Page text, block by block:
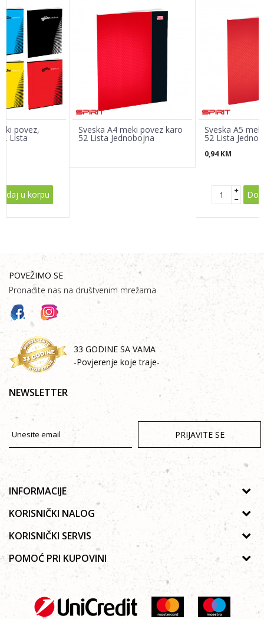
Email
Poruka
povez,
Lista
u korpu
Sveska A4 meki povez karo
52 Lista Jednobojna
Sveska A5
52 Lista
0,94 KM
POVEŽIMO SE
Pronađite nas na društvenim mrežama
33 GODINE SA VAMA
-Povjerenje koje traje-
NEWSLETTER
PRIJAVITE SE
INFORMACIJE
O nama
Galerija
Saradnja
KORISNIČKI NALOG
Uputstvo za registraciju
Zaboravljena lozinka
Poručivanje
KORISNIČKI SERVIS
Politika privatnosti
Autorska prava
Uslovi korišćenja
Uslovi isporuke
POMOĆ PRI KUPOVINI
Kako kupiti online?
Najčešća pitanja